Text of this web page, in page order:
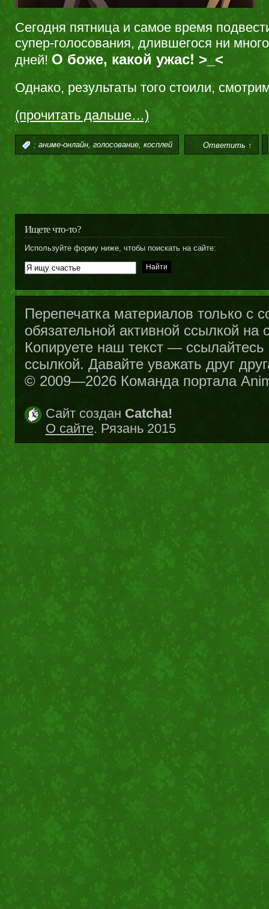
Сегодня пятница и самое время
супер-голосования, длившегося ни
дней! О боже, какой ужас! >_<
Однако, результаты того стоили,
(прочитать дальше…)
: аниме-онлайн, голосование, косплей Ответить ↑
Ищете что-то?
Используйте форму ниже, чтобы поискать на сайте:
Перепечатка материалов только с
обязательной активной ссылкой на
Копируете наш текст —
ссылкой. Давайте уважать друг
© 2009—2026 Команда портала
Сайт создан Catcha!
О сайте. Рязань 2015